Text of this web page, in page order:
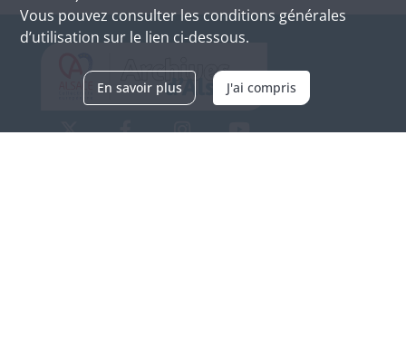
Vous pouvez consulter les conditions générales
d’utilisation sur le lien ci-dessous.
En savoir plus J'ai compris